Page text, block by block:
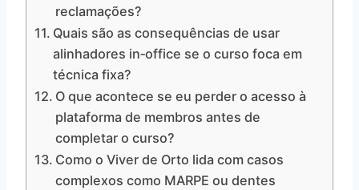
reclamações?
Quais são as consequências de usar
alinhadores in‑office se o curso foca em
técnica fixa?
O que acontece se eu perder o acesso à
plataforma de membros antes de
completar o curso?
Como o Viver de Orto lida com casos
complexos como MARPE ou dentes